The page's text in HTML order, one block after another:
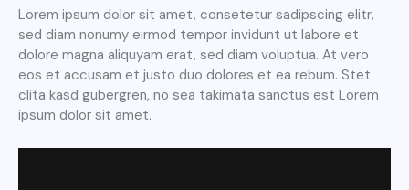
Lorem ipsum dolor sit amet, consetetur sadipscing elitr,
sed diam nonumy eirmod tempor invidunt ut labore et
dolore magna aliquyam erat, sed diam voluptua. At vero
eos et accusam et justo duo dolores et ea rebum. Stet
clita kasd gubergren, no sea takimata sanctus est Lorem
ipsum dolor sit amet.